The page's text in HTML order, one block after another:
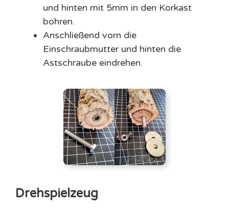
und hinten mit 5mm in den Korkast
bohren.
Anschließend vorn die
Einschraubmutter und hinten die
Astschraube eindrehen.
Drehspielzeug